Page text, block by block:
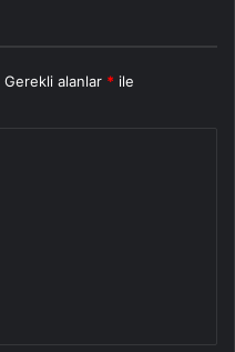
Gerekli alanlar * ile